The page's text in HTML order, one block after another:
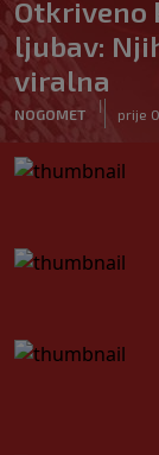
Otkriveno
ljubav:
viralna
NOGOMET
|
prije